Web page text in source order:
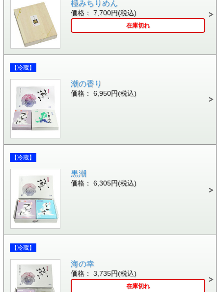
極みちりめん
価格： 7,700円(税込)
在庫切れ
【冷蔵】
潮の香り
価格： 6,950円(税込)
【冷蔵】
黒潮
価格： 6,305円(税込)
【冷蔵】
海の幸
価格： 3,735円(税込)
在庫切れ